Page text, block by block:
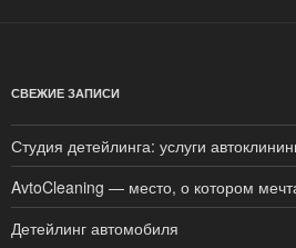
СВЕЖИЕ ЗАПИСИ
Студия детейлинга: услуги
AvtoCleaning — место, о котором
Детейлинг автомобиля